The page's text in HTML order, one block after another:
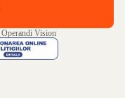
Operandi Vision